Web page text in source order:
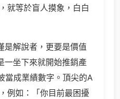
就等於盲人摸象，白白
是解說者，更要是價值
一坐下來就開始推銷產
當成業績數字。頂尖的A
例如：「你目前最困擾